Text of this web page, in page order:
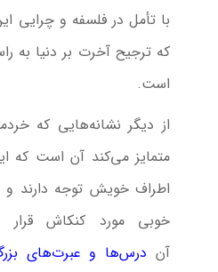
با تأمل در فلسفه و چرایی
که ترجیح آخرت بر دنیا به
است.
از دیگر نشانه‌هایی که
متمایز می‌کند آن است که
اطراف خویش توجه دارند و
خوبی مورد کنکاش
آن درس‌ها و عبرت‌های